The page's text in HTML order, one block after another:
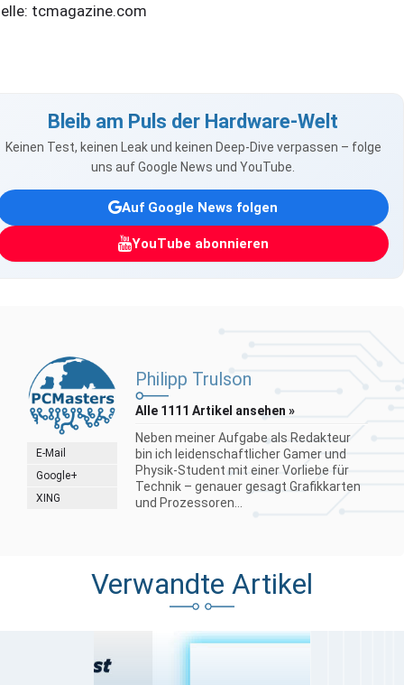
tcmagazine.com
Bleib am Puls der Hardware-Welt
Keinen Test, keinen Leak und keinen Deep-Dive verpassen – folge
uns auf Google News und YouTube.
Auf Google News folgen
YouTube abonnieren
E-Mail
Google+
XING
Philipp Trulson
Alle 1111 Artikel ansehen »
Neben meiner Aufgabe als Redakteur
bin ich leidenschaftlicher Gamer und
Physik-Student mit einer Vorliebe für
Technik – genauer gesagt Grafikkarten
und Prozessoren...
Verwandte Artikel